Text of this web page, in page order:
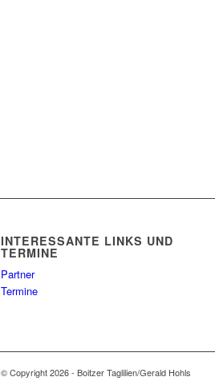
INTERESSANTE LINKS UND
TERMINE
Partner
Termine
© Copyright 2026 - Boitzer Taglilien/Gerald Hohls